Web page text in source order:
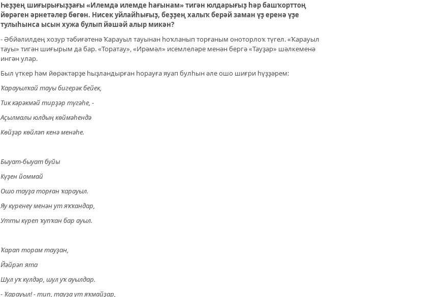
Һеҙҙең шиғырығыҙҙағы «Илемдә илемде һағынам» тигән юлдарығыҙ һәр башҡорттоң
йөрәген әрнетәлер бөгөн. Нисек уйлайһығыҙ, беҙҙең халыҡ берәй заман үҙ еренә үҙе
тулыһынса ысын хужа булып йәшәй алыр микән?
- Әбйәлилдең хозур тәбиғәтенә Ҡарауыл тауынан һоҡланып торғаным оноторлоҡ түгел. «Ҡарауыл
тауы» тигән шиғырым да бар. «Торатау», «Ирәмәл» исемлеләре менән бергә «Тауҙар» шәлкеменә
ингән улар.
Был үткер һәм йөрәктәрҙе һыҙландырған һорауға яуап булһын әле ошо шиғри һүҙҙәрем:
Ҡарауылҡай тауы бигерәк бейек,
Тик кәрәкмәй тирҙәр түгәһе, -
Аҫылмалы юлдың көймәһендә
Көйҙәр көйләп кенә менәһе.
Быуат-быуат буйы
Күҙен йоммай
Ошо тауҙа торған ҡарауыл.
Яу күренеү менән ут яҡҡандар,
Утты күреп ҡупҡан бар ауыл.
Ҡарап торам тауҙан,
Йәйрәп ята
Шул уҡ күлдәр, шул уҡ ауылдар.
- Ҡарауыл! - тип, тауҙа ут яҡмайҙар,